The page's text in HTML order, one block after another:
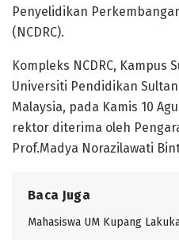
Penyelidikan
(NCDRC).
Kompleks NCDRC, Kampus
Universiti Pendidikan
Malaysia, pada Kamis 10
rektor diterima oleh
Prof.Madya Norazilawati
Baca Juga
Mahasiswa UM Kupang